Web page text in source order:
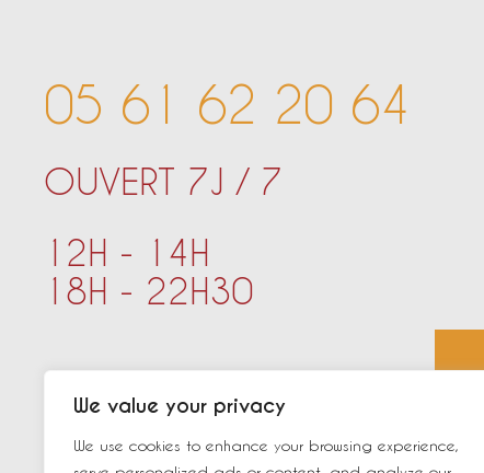
We value your privacy
We use cookies to enhance your browsing experience,
05 61 62 20 64
OUVERT 7J / 7
12H - 14H
18H - 22H30
9 RUE DE L’INDUSTRIE
31000 TOULOUSE